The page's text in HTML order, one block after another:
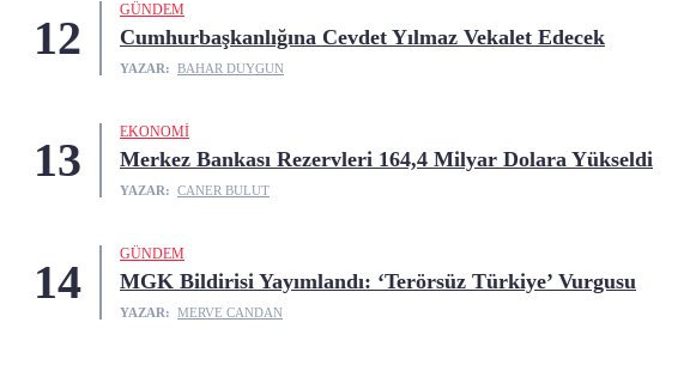
12
GÜNDEM
Cumhurbaşkanlığına Cevdet Yılmaz Vekalet Edecek
YAZAR: BAHAR DUYGUN
13
EKONOMI
Merkez Bankası Rezervleri 164,4 Milyar Dolara Yükseldi
YAZAR: CANER BULUT
14
GÜNDEM
MGK Bildirisi Yayımlandı: ‘Terörsüz Türkiye’ Vurgusu
YAZAR: MERVE CANDAN